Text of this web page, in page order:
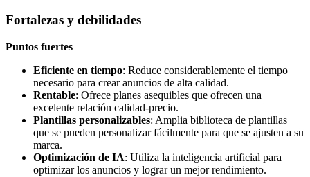
Fortalezas y debilidades
Puntos fuertes
Eficiente en tiempo: Reduce considerablemente el tiempo
necesario para crear anuncios de alta calidad.
Rentable: Ofrece planes asequibles que ofrecen una
excelente relación calidad-precio.
Plantillas personalizables: Amplia biblioteca de plantillas
que se pueden personalizar fácilmente para que se ajusten a su
marca.
Optimización de IA: Utiliza la inteligencia artificial para
optimizar los anuncios y lograr un mejor rendimiento.